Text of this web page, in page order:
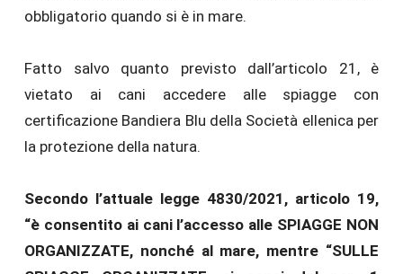
obbligatorio quando si è in mare.
Fatto salvo quanto previsto dall’articolo 21, è
vietato ai cani accedere alle spiagge con
certificazione Bandiera Blu della Società ellenica per
la protezione della natura.
Secondo l’attuale legge 4830/2021, articolo 19,
“è consentito ai cani l’accesso alle SPIAGGE NON
ORGANIZZATE, nonché al mare, mentre “SULLE